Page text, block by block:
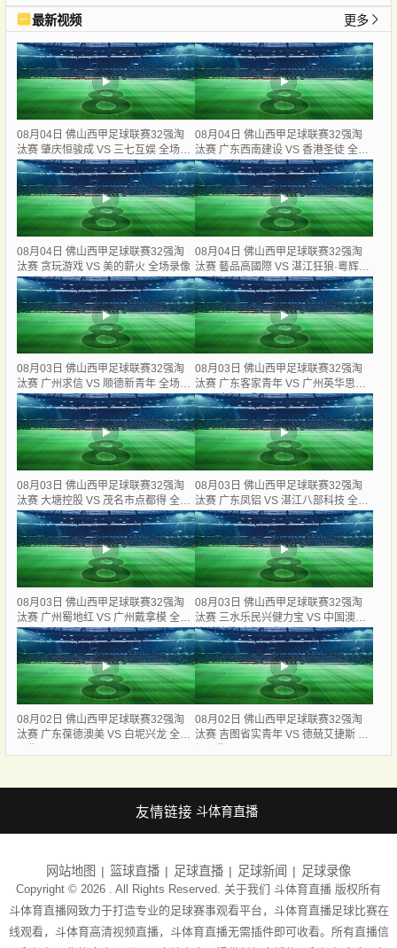
最新视频 更多
08月04日 佛山西甲足球联赛32强淘
汰赛 肇庆恒骏成 VS 三七互娱 全场录
像
08月04日 佛山西甲足球联赛32强淘
汰赛 广东西南建设 VS 香港圣徒 全场
录像
08月04日 佛山西甲足球联赛32强淘
汰赛 贪玩游戏 VS 美的薪火 全场录像
08月04日 佛山西甲足球联赛32强淘
汰赛 藝品高國際 VS 湛江狂狼·粵辉能
源 全场录像
08月03日 佛山西甲足球联赛32强淘
汰赛 广州求信 VS 顺德新青年 全场录
像
08月03日 佛山西甲足球联赛32强淘
汰赛 广东客家青年 VS 广州英华思力
U17 全场录像
08月03日 佛山西甲足球联赛32强淘
汰赛 大塘控股 VS 茂名市点都得 全场
录像
08月03日 佛山西甲足球联赛32强淘
汰赛 广东凤铝 VS 湛江八部科技 全场
录像
08月03日 佛山西甲足球联赛32强淘
汰赛 广州蜀地红 VS 广州戴拿模 全场
录像
08月03日 佛山西甲足球联赛32强淘
汰赛 三水乐民兴健力宝 VS 中国澳门
澳科精英 全场录像
08月02日 佛山西甲足球联赛32强淘
汰赛 广东葆德澳美 VS 白坭兴龙 全场
08月02日 佛山西甲足球联赛32强淘
汰赛 吉图省实青年 VS 德兢艾捷斯 全
友情链接 斗体育直播
网站地图 篮球直播 足球直播 足球新闻 足球录像
Copyright © 2026 . All Rights Reserved. 关于我们 斗体育直播 版权所有
斗体育直播网致力于打造专业的足球赛事观看平台，斗体育直播足球比赛在
线观看，斗体育高清视频直播，斗体育直播无需插件即可收看。所有直播信